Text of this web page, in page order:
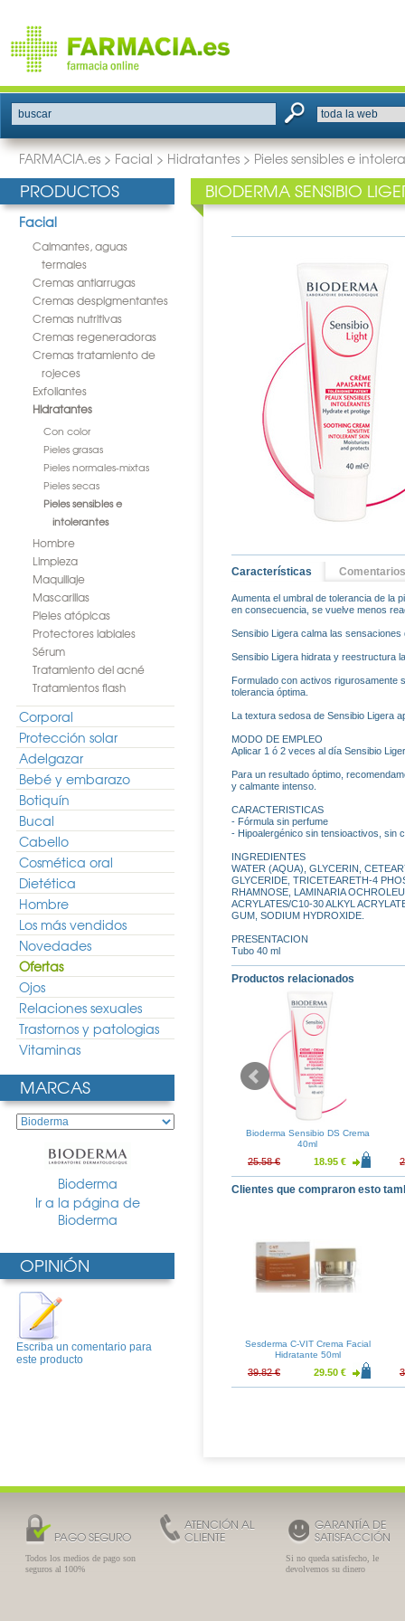
buscar
FARMACIA.es > Facial > Hidratantes > Pieles sensibles e
PRODUCTOS
Facial
Calmantes, aguas
termales
Cremas antiarrugas
Cremas despigmentantes
Cremas nutritivas
Cremas regeneradoras
Cremas tratamiento de
rojeces
Exfoliantes
Hidratantes
Con color
Pieles grasas
Pieles normales-mixtas
Pieles secas
Pieles sensibles e
intolerantes
Hombre
Limpieza
Maquillaje
Mascarillas
Pieles atópicas
Protectores labiales
Sérum
Tratamiento del acné
Tratamientos flash
Corporal
Protección solar
Adelgazar
Bebé y embarazo
Botiquín
Bucal
Cabello
Cosmética oral
Dietética
Hombre
Los más vendidos
Novedades
Ofertas
Ojos
Relaciones sexuales
Trastornos y patologias
Vitaminas
MARCAS
Bioderma
Ir a la página de
Bioderma
OPINIÓN
Escriba un comentario para
este producto
BIODERMA SENSIBIO
Características Comentarios
Aumenta el umbral de tolerancia de la
en consecuencia, se vuelve menos
Sensibio Ligera calma las
Sensibio Ligera hidrata y reestructura
Formulado con activos rigurosamente
tolerancia óptima.
La textura sedosa de Sensibio Ligera
MODO DE EMPLEO
Aplicar 1 ó 2 veces al día Sensibio
Para un resultado óptimo,
y calmante intenso.
CARACTERISTICAS
- Fórmula sin perfume
- Hipoalergénico sin tensioactivos, sin
INGREDIENTES
WATER (AQUA), GLYCERIN,
GLYCERIDE, TRICETEARETH-4
RHAMNOSE, LAMINARIA
ACRYLATES/C10-30 ALKYL
GUM, SODIUM HYDROXIDE.
PRESENTACION
Tubo 40 ml
Productos relacionados
Crema
Bioderma Cicabio Crema
20.19 €
Bioderma Sensibio DS Crema
40ml
25.58 € 18.95 €
Clientes que compraron esto
Sesderma C-VIT Crema Facial
Hidratante 50ml
39.82 € 29.50 €
PAGO SEGURO
Todos los medios de pago son
seguros al 100%
ATENCIÓN AL
CLIENTE
GARANTÍA DE
SATISFACCIÓN
Si no queda satisfecho, le
devolvemos su dinero